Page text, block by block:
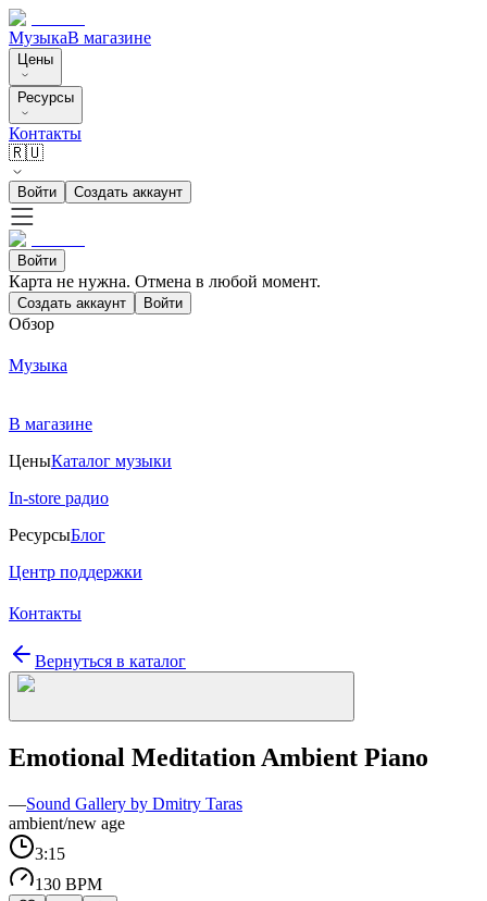
МузыкаВ магазине
Цены
Ресурсы
Контакты
🇷🇺
Войти Создать аккаунт
Войти
Карта не нужна. Отмена в любой момент.
Создать аккаунт Войти
Обзор
Музыка
В магазине
ЦеныКаталог музыки
In-store радио
РесурсыБлог
Центр поддержки
Контакты
Вернуться в каталог
Emotional Meditation Ambient Piano
—Sound Gallery by Dmitry Taras
ambient/new age
3:15
130 BPM